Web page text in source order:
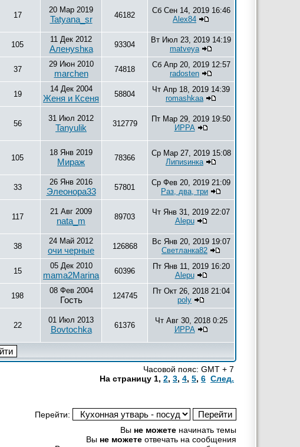
17
20 Мар 2019
Tatyana_sr 46182
Сб Сен 14, 2019 16:46
Alex84
105
11 Дек 2012
Аленуshка 93304
Вт Июл 23, 2019 14:19
matveya
37
29 Июн 2010
marchen 74818
Сб Апр 20, 2019 12:57
radosten
19
14 Дек 2004
Женя и Ксеня 58804
Чт Апр 18, 2019 14:39
romashkaa
56
31 Июл 2012
Tanyulik 312779
Пт Мар 29, 2019 19:50
ИРРА
105
18 Янв 2019
Мираж 78366
Ср Мар 27, 2019 15:08
Липиsинка
33
26 Янв 2016
Элеонора33 57801
Ср Фев 20, 2019 21:09
Раз, два, три
117
21 Авг 2009
nata_m 89703
Чт Янв 31, 2019 22:07
Alepu
38
24 Май 2012
очи черные 126868
Вс Янв 20, 2019 19:07
Светланка82
15
05 Дек 2010
mama2Marina 60396
Пт Янв 11, 2019 16:20
Alepu
198
08 Фев 2004
Гость 124745
Пт Окт 26, 2018 21:04
poly
22
01 Июл 2013
Bovtochka 61376
Чт Авг 30, 2018 0:25
ИРРА
Часовой пояс: GMT + 7
На страницу 1, 2, 3, 4, 5, 6 След.
Перейти:
Вы не можете начинать темы
Вы не можете отвечать на сообщения